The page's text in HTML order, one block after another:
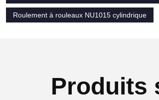
Roulement à rouleaux NU1015 cylindrique
Produits